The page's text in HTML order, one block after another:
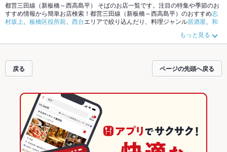
都営三田線（新板橋～西高島平） そばのお店一覧です。注目の特集や季節のお
すすめ情報から簡単お店検索！都営三田線（新板橋～西高島平）のおすすめ志
村坂上
板橋区役所前 西台エリアで絞り込んだり、料理ジャンル居酒屋
和
きます。ホットペッパーグルメなら、お得なクーポンはもちろん、とっておき
のメニューや季節のおすすめ料理など、お店の最新情報をご紹介しているので
うしの飲み会にも、会社の宴会にも、デートやパーティーにもお得に便利にホ
ットペッパーグルメをご利用ください。
もっと見る
戻る ページの先頭へ戻る